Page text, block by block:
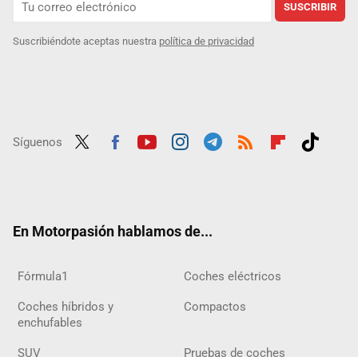
SUSCRIBIR
Suscribiéndote aceptas nuestra política de privacidad
Síguenos
En Motorpasión hablamos de...
Fórmula1 Coches eléctricos
Coches híbridos y
enchufables
Compactos
SUV Pruebas de coches